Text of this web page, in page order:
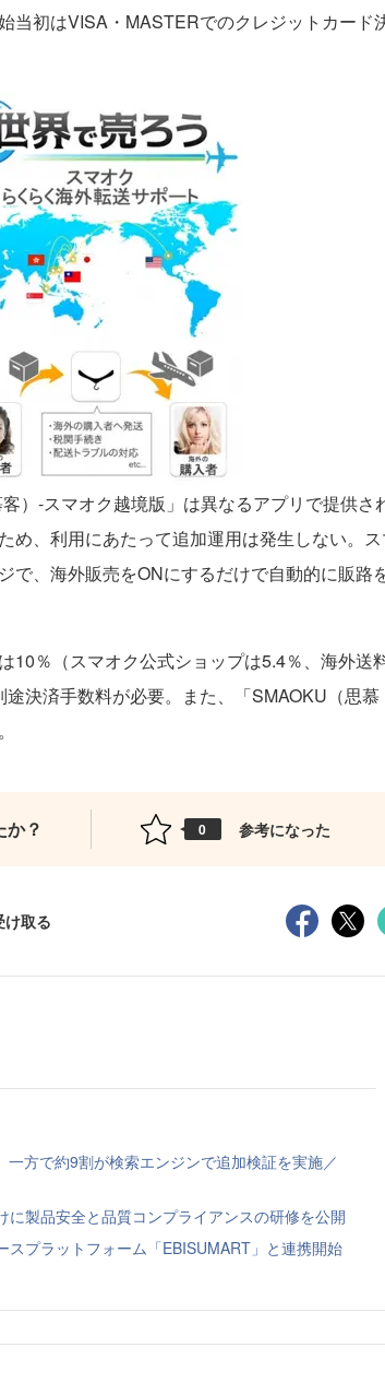
当初はVISA・MASTERでのクレジットカード
）-スマオク越境版」は異なるアプリで提供さ
め、利用にあたって追加運用は発生しない。
で、海外販売をONにするだけで自動的に販路
10％（スマオク公式ショップは5.4％、海外送
決済手数料が必要。また、「SMAOKU（思慕
か？ 0 参考になった
け取る
一方で約9割が検索エンジンで追加検証を実施／
に製品安全と品質コンプライアンスの研修を公開
スプラットフォーム「EBISUMART」と連携開始